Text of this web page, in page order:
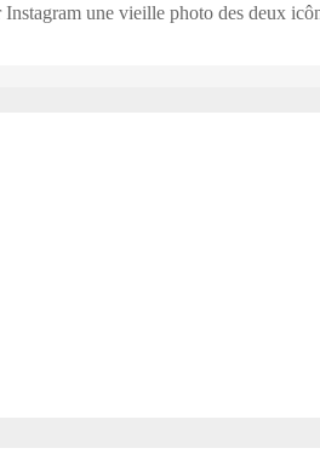
une vieille photo des deux